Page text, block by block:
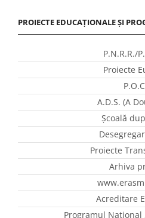
PROIECTE EDUCAȚIONALE ȘI
P.N.R.R./
Proiecte
A.D.S. (A
Școală
Proiecte
Arhiva
Acreditare
Programul Național